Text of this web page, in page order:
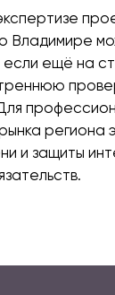
Владимире
ещё на
региона
и защиты